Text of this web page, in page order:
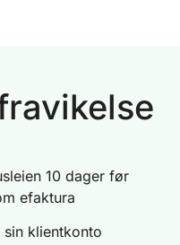
10 dager før
efaktura
klientkonto